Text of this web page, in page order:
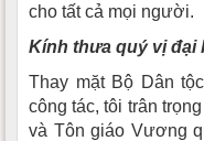
cho tất cả mọi người.
Kính thưa quý vị đại
Thay mặt Bộ Dân
công tác, tôi trân
và Tôn giáo Vương